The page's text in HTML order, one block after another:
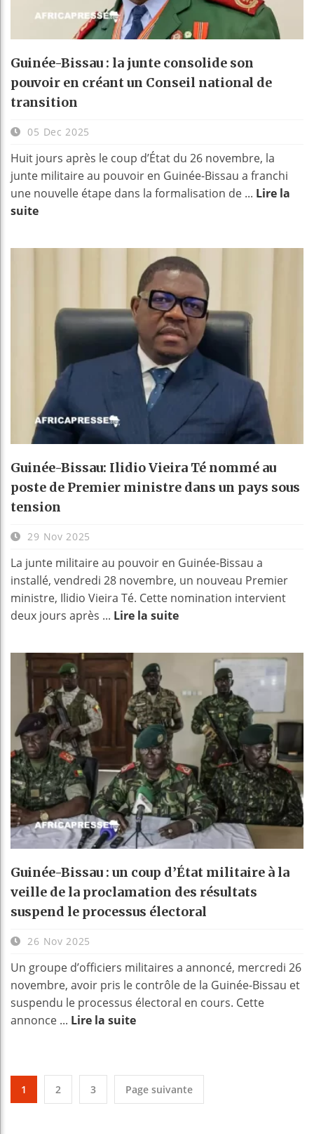
Guinée-Bissau : la junte consolide son
pouvoir en créant un Conseil national de
transition
05 Dec 2025
Huit jours après le coup d’État du 26 novembre, la
junte militaire au pouvoir en Guinée-Bissau a franchi
une nouvelle étape dans la formalisation de ... Lire la
suite
Guinée-Bissau: Ilidio Vieira Té nommé au
poste de Premier ministre dans un pays sous
tension
29 Nov 2025
La junte militaire au pouvoir en Guinée-Bissau a
installé, vendredi 28 novembre, un nouveau Premier
ministre, Ilidio Vieira Té. Cette nomination intervient
deux jours après ... Lire la suite
Guinée-Bissau : un coup d’État militaire à la
veille de la proclamation des résultats
suspend le processus électoral
26 Nov 2025
Un groupe d’officiers militaires a annoncé, mercredi 26
novembre, avoir pris le contrôle de la Guinée-Bissau et
suspendu le processus électoral en cours. Cette
annonce ... Lire la suite
1 2 3 Page suivante